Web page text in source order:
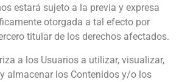
estará sujeto a la previa y expresa
otorgada a tal efecto por
titular de los derechos afectados.
a los Usuarios a utilizar, visualizar,
almacenar los Contenidos y/o los